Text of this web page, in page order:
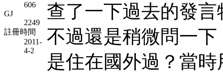
606
GJ
2249
註冊時間
2011-
4-2
查了一下過去的發
不過還是稍微問一
是住在國外過？當